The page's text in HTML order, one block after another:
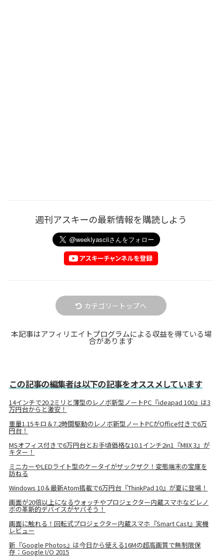
週刊アスキーの最新情報を購読しよう
カテゴリートップへ
本記事はアフィリエイトプログラムによる収益を得ている場
合があります
この記事の編集者は以下の記事をオススメしています
14インチで20.2ミリと薄型のレノボ新型ノートPC『ideapad 100』は3
万円台からと激安！
重量1.15キロ＆7.2時間駆動のレノボ新型ノートPCがOffice付きで6万
円台！
MSオフィス付きで6万円台とお手頃価格な10.1インチ2in1『MIIX 3』が
キター！
ミニカーやLEDライト型のケータイがザックザク！変態端末の宝庫を
訪ねる
Windows 10＆最新Atom搭載で6万円台『ThinkPad 10』が夏に登場！
画面が20倍以上になるウォッチやプロジェクター内蔵スマホなどレノ
ボの革新的デバイスがヤバそう！
画面に触れる！回転式プロジェクター内蔵スマホ『Smart Cast』実機
レビュー
新『Google Photos』は今日から使える16Mの超高画質で無制限保
存：Google I/O 2015